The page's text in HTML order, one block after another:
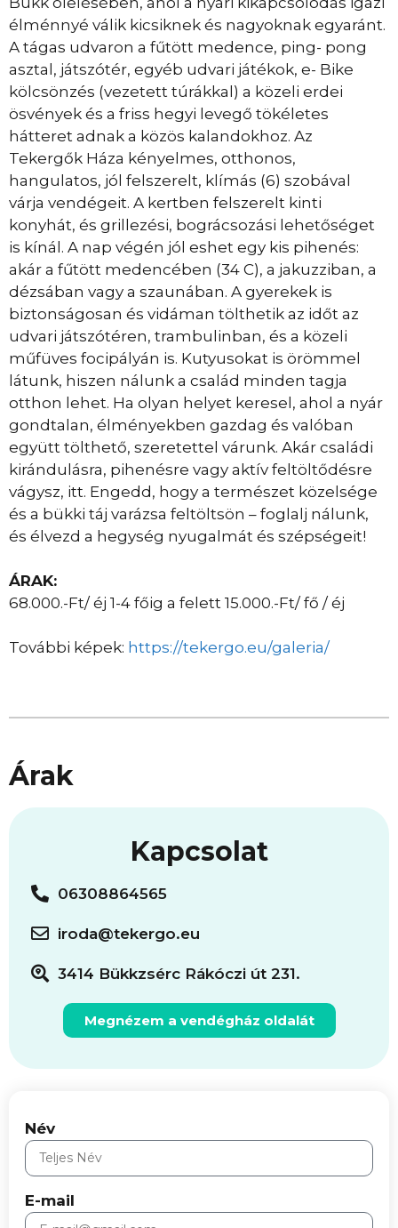
élménnyé válik kicsiknek és nagyoknak egyaránt.
A tágas udvaron a fűtött medence, ping- pong
asztal, játszótér, egyéb udvari játékok, e- Bike
kölcsönzés (vezetett túrákkal) a közeli erdei
ösvények és a friss hegyi levegő tökéletes
hátteret adnak a közös kalandokhoz. Az
Tekergők Háza kényelmes, otthonos,
hangulatos, jól felszerelt, klímás (6) szobával
várja vendégeit. A kertben felszerelt kinti
konyhát, és grillezési, bográcsozási lehetőséget
is kínál. A nap végén jól eshet egy kis pihenés:
akár a fűtött medencében (34 C), a jakuzziban, a
dézsában vagy a szaunában. A gyerekek is
biztonságosan és vidáman tölthetik az időt az
udvari játszótéren, trambulinban, és a közeli
műfüves focipályán is. Kutyusokat is örömmel
látunk, hiszen nálunk a család minden tagja
otthon lehet. Ha olyan helyet keresel, ahol a nyár
gondtalan, élményekben gazdag és valóban
együtt tölthető, szeretettel várunk. Akár családi
kirándulásra, pihenésre vagy aktív feltöltődésre
vágysz, itt. Engedd, hogy a természet közelsége
és a bükki táj varázsa feltöltsön – foglalj nálunk,
és élvezd a hegység nyugalmát és szépségeit!
ÁRAK:
68.000.-Ft/ éj 1-4 főig a felett 15.000.-Ft/ fő / éj
További képek: https://tekergo.eu/galeria/
Árak
Kapcsolat
06308864565
iroda@tekergo.eu
3414 Bükkzsérc Rákóczi út 231.
Megnézem a vendégház oldalát
Név
E-mail